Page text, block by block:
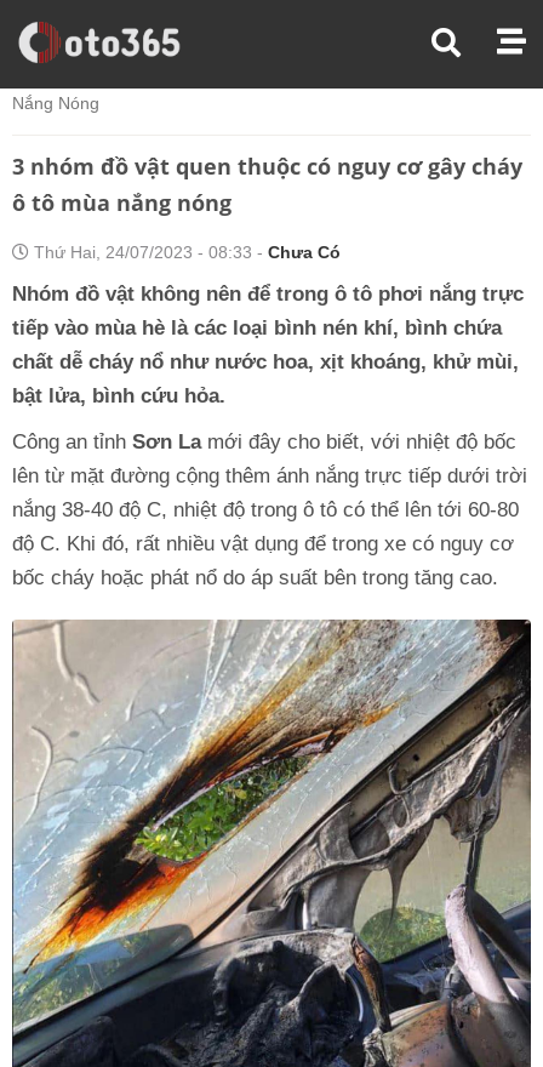
Trang Chủ
Chăm Sóc Xe
Nắng Nóng
3 nhóm đồ vật quen thuộc có nguy cơ gây cháy
ô tô mùa nắng nóng
Thứ Hai, 24/07/2023 - 08:33 - Chưa Có
Nhóm đồ vật không nên để trong ô tô phơi nắng trực
tiếp vào mùa hè là các loại bình nén khí, bình chứa
chất dễ cháy nổ như nước hoa, xịt khoáng, khử mùi,
bật lửa, bình cứu hỏa.
Công an tỉnh Sơn Lamới đây cho biết, với nhiệt độ bốc
lên từ mặt đường cộng thêm ánh nắng trực tiếp dưới trời
nắng 38-40 độ C, nhiệt độ trong ô tô có thể lên tới 60-80
độ C. Khi đó, rất nhiều vật dụng để trong xe có nguy cơ
bốc cháy hoặc phát nổ do áp suất bên trong tăng cao.